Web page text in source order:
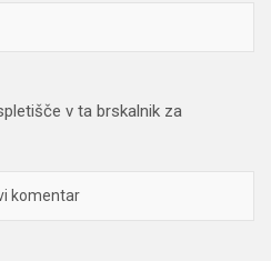
v ta brskalnik za